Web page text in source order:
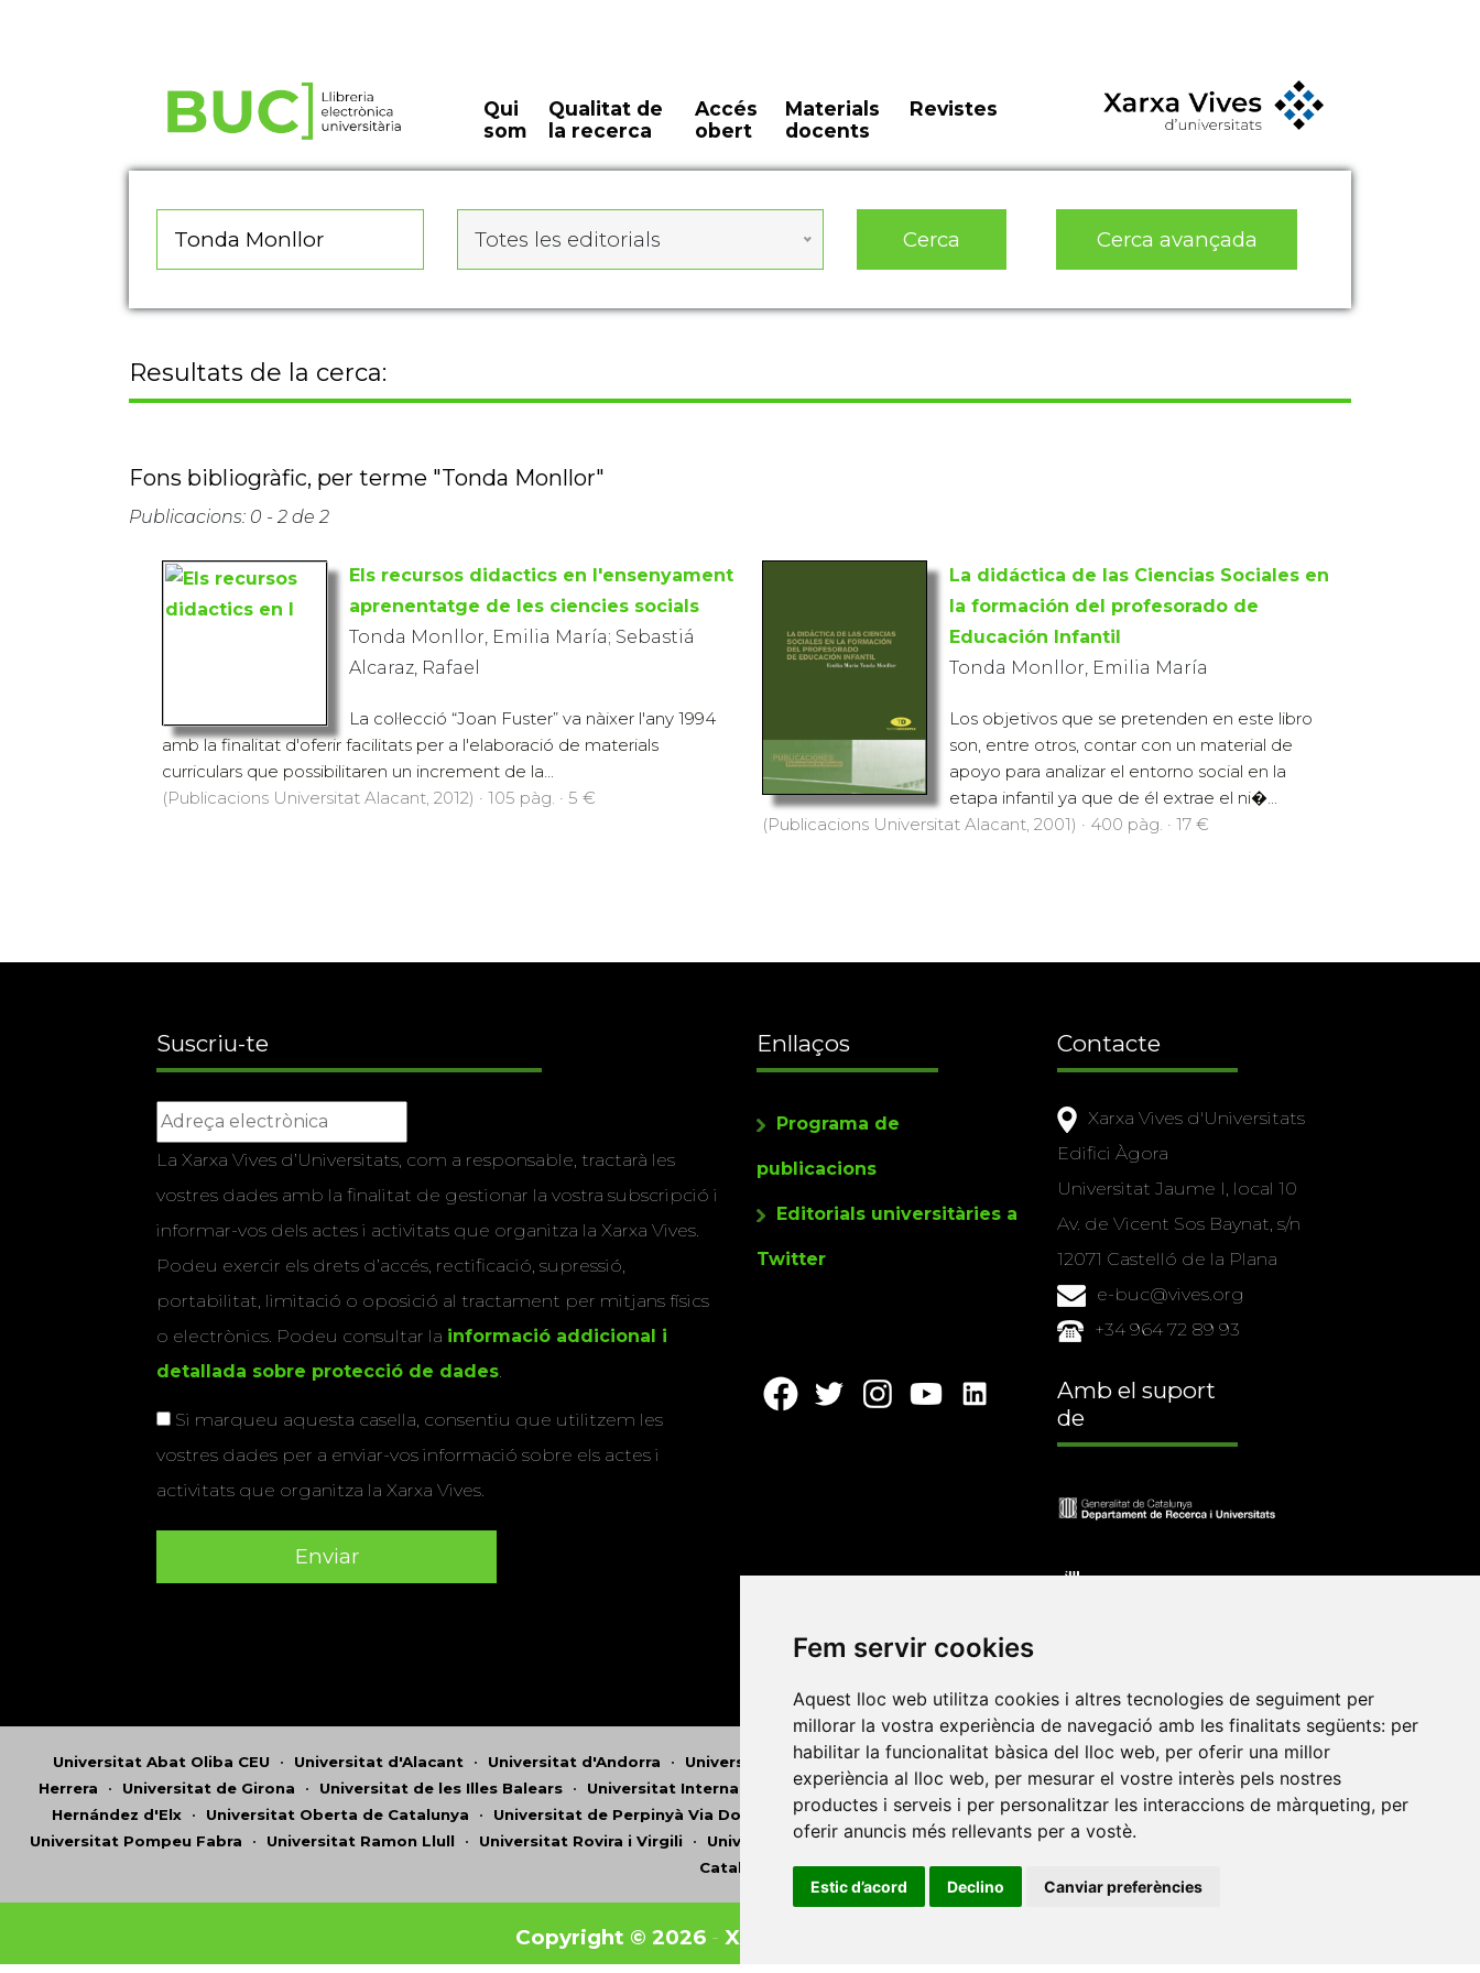
Fem servir cookies
Aquest lloc web utilitza cookies i altres tecnologies de seguiment per
millorar la vostra experiència de navegació amb les finalitats següents: per
habilitar la funcionalitat bàsica del lloc web, per oferir una millor
experiència al lloc web, per mesurar el vostre interès pels nostres
productes i serveis i per personalitzar les interaccions de màrqueting, per
oferir anuncis més rellevants per a vostè.
Estic d’acord Declino Canviar preferències
Qui
som
Qualitat de
la recerca
Accés
obert
Materials
docents
Revistes
Totes les editorials Cerca Cerca avançada
Resultats de la cerca:
Fons bibliogràfic, per terme "Tonda Monllor"
Publicacions: 0 - 2 de 2
Els recursos didactics en l'ensenyament
aprenentatge de les ciencies socials
Tonda Monllor, Emilia María; Sebastiá
Alcaraz, Rafael
La col·lecció “Joan Fuster” va nàixer l'any 1994
amb la finalitat d'oferir facilitats per a l'elaboració de materials
curriculars que possibilitaren un increment de la...
(Publicacions Universitat Alacant, 2012) · 105 pàg. · 5 €
La didáctica de las Ciencias Sociales en
la formación del profesorado de
Educación Infantil
Tonda Monllor, Emilia María
Los objetivos que se pretenden en este libro
son, entre otros, contar con un material de
apoyo para analizar el entorno social en la
etapa infantil ya que de él extrae el ni�...
(Publicacions Universitat Alacant, 2001) · 400 pàg. · 17 €
Suscriu-te
La Xarxa Vives d’Universitats, com a responsable, tractarà les
vostres dades amb la finalitat de gestionar la vostra subscripció i
informar-vos dels actes i activitats que organitza la Xarxa Vives.
Podeu exercir els drets d’accés, rectificació, supressió,
portabilitat, limitació o oposició al tractament per mitjans físics
o electrònics. Podeu consultar la informació addicional i
detallada sobre protecció de dades.
Si marqueu aquesta casella, consentiu que utilitzem les
vostres dades per a enviar-vos informació sobre els actes i
activitats que organitza la Xarxa Vives.
Enllaços
Programa de
publicacions
Editorials universitàries a
Twitter
Contacte
Xarxa Vives d'Universitats
Edifici Àgora
Universitat Jaume I, local 10
Av. de Vicent Sos Baynat, s/n
12071 Castelló de la Plana
e-buc@vives.org
+34 964 72 89 93
Amb el suport
de
Universitat Abat Oliba CEU • Universitat d'Alacant • Universitat d'Andorra • Universitat Autònoma de Barcelona•Universitat de Barcelona•Universitat CEU Cardenal
Herrera • Universitat de Girona • Universitat de les Illes Balears • Universitat Internacional de Catalunya•Universitat Jaume I•Universitat de Lleida•Universitat Miguel
Hernández d'Elx • Universitat Oberta de Catalunya • Universitat de Perpinyà Via Domitia • Universitat Politècnica de Catalunya•Universitat Politècnica de València
Universitat Pompeu Fabra • Universitat Ramon Llull • Universitat Rovira i Virgili • Universitat de Sàsser•Universitat de València•Universitat de Vic - Universitat Central de
Catalunya
Copyright © 2026- Xarxa Vives d'Universitats